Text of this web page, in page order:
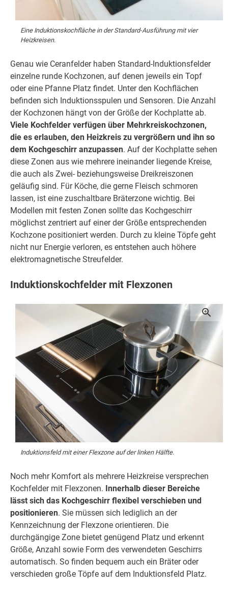
Eine Induktionskochfläche in der Standard-Ausführung mit vier
Heizkreisen.
Genau wie Ceranfelder haben Standard-Induktionsfelder
einzelne runde Kochzonen, auf denen jeweils ein Topf
oder eine Pfanne Platz findet. Unter den Kochflächen
befinden sich Induktionsspulen und Sensoren. Die Anzahl
der Kochzonen hängt von der Größe der Kochplatte ab.
Viele Kochfelder verfügen über Mehrkreiskochzonen,
die es erlauben, den Heizkreis zu vergrößern und ihn so
dem Kochgeschirr anzupassen. Auf der Kochplatte sehen
diese Zonen aus wie mehrere ineinander liegende Kreise,
die auch als Zwei- beziehungsweise Dreikreiszonen
geläufig sind. Für Köche, die gerne Fleisch schmoren
lassen, ist eine zuschaltbare Bräterzone wichtig. Bei
Modellen mit festen Zonen sollte das Kochgeschirr
möglichst zentriert auf einer der Größe entsprechenden
Kochzone positioniert werden. Durch zu kleine Töpfe geht
nicht nur Energie verloren, es entstehen auch höhere
elektromagnetische Streufelder.
Induktionskochfelder mit Flexzonen
Induktionsfeld mit einer Flexzone auf der linken Hälfte.
Noch mehr Komfort als mehrere Heizkreise versprechen
Kochfelder mit Flexzonen. Innerhalb dieser Bereiche
lässt sich das Kochgeschirr flexibel verschieben und
positionieren. Sie müssen sich lediglich an der
Kennzeichnung der Flexzone orientieren. Die
durchgängige Zone bietet genügend Platz und erkennt
Größe, Anzahl sowie Form des verwendeten Geschirrs
automatisch. So finden bequem auch ein Bräter oder
verschieden große Töpfe auf dem Induktionsfeld Platz.